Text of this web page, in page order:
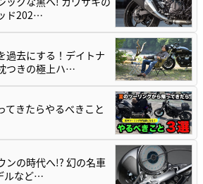
ド202…
過去にする！デイトナ
つきの極上ハ…
てきたらやるべきこと
ンの時代へ!? 幻の名車
ルなど…